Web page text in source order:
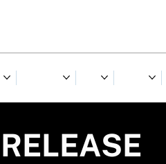
TARVIKUD TALV KINGID